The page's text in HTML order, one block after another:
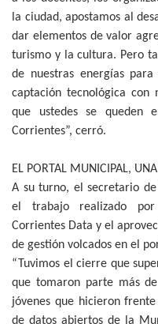
la ciudad, apostamos al
dar elementos de valor
turismo y la cultura. Pero
de nuestras energías
captación tecnológica con
que ustedes se queden
Corrientes”, cerró.
EL PORTAL MUNICIPAL,
A su turno, el secretario
el trabajo realizado
Corrientes Data y el
de gestión volcados en el
“Tuvimos el cierre que
que tomaron parte más
jóvenes que hicieron
de datos abiertos de la